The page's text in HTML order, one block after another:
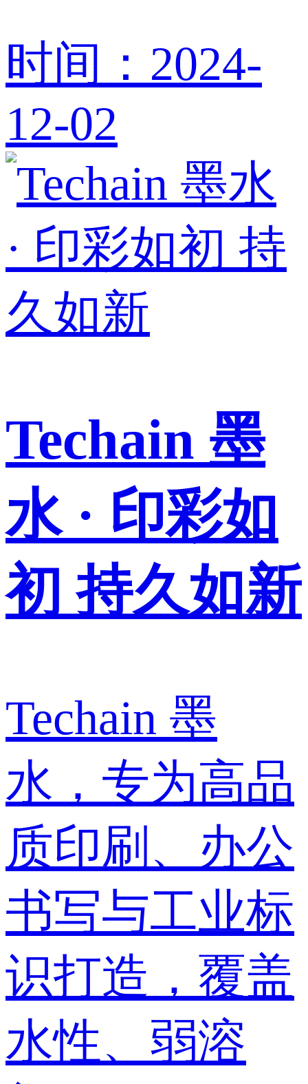
时间：2024-
12-02
Techain 墨
水 · 印彩如
初 持久如新
Techain 墨
水，专为高品
质印刷、办公
书写与工业标
识打造，覆盖
水性、弱溶